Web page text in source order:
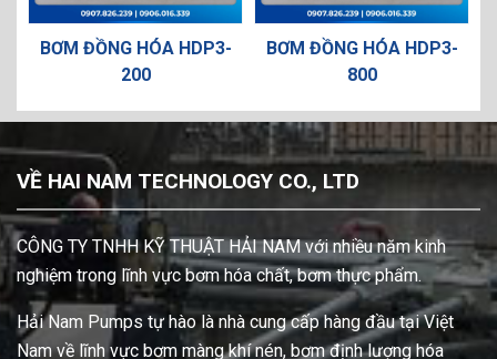
HÓA HDP3-
BƠM ĐỒNG HÓA HDP3-
BƠM ĐỒNG
VỀ HAI NAM TECHNOLOGY CO., LTD
CÔNG TY TNHH KỸ THUẬT HẢI NAM với nhiều năm kinh
nghiệm trong lĩnh vực bơm hóa chất, bơm thực phẩm.
Hải Nam Pumps tự hào là nhà cung cấp hàng đầu tại Việt
Nam về lĩnh vực bơm màng khí nén, bơm định lượng hóa